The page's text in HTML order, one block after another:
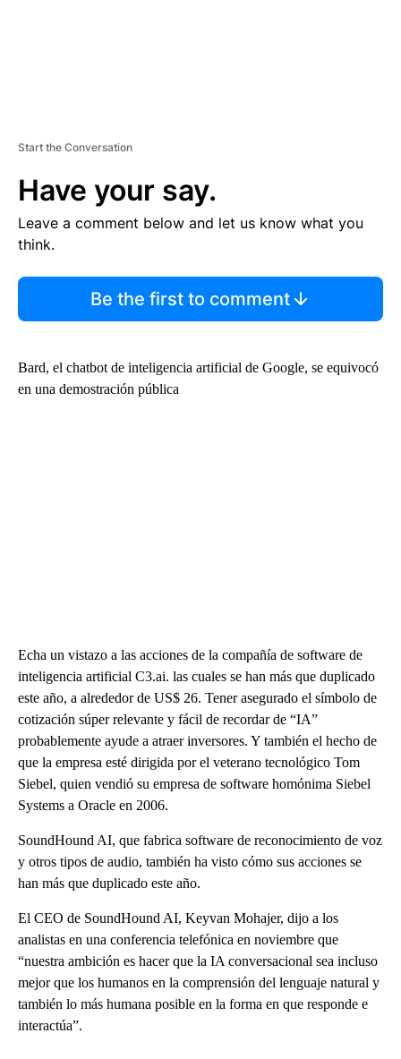
Start the Conversation
Have your say.
Leave a comment below and let us know what you
think.
Be the first to comment
Bard, el chatbot de inteligencia artificial de Google, se equivocó
en una demostración pública
Echa un vistazo a las acciones de la compañía de software de
inteligencia artificial C3.ai. las cuales se han más que duplicado
este año, a alrededor de US$ 26. Tener asegurado el símbolo de
cotización súper relevante y fácil de recordar de “IA”
probablemente ayude a atraer inversores. Y también el hecho de
que la empresa esté dirigida por el veterano tecnológico Tom
Siebel, quien vendió su empresa de software homónima Siebel
Systems a Oracle en 2006.
SoundHound AI, que fabrica software de reconocimiento de voz
y otros tipos de audio, también ha visto cómo sus acciones se
han más que duplicado este año.
El CEO de SoundHound AI, Keyvan Mohajer, dijo a los
analistas en una conferencia telefónica en noviembre que
“nuestra ambición es hacer que la IA conversacional sea incluso
mejor que los humanos en la comprensión del lenguaje natural y
también lo más humana posible en la forma en que responde e
interactúa”.